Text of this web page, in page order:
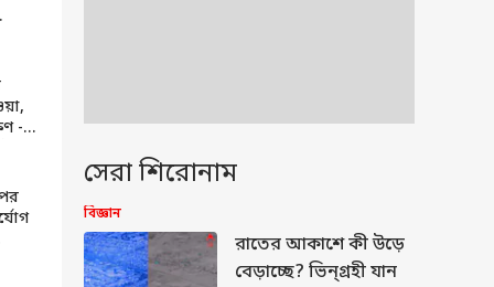
-
সেরা শিরোনাম
বিজ্ঞান
রাতের আকাশে কী উড়ে
বেড়াচ্ছে? ভিন্গ্রহী যান